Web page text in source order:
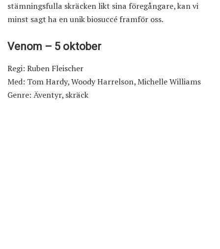
stämningsfulla skräcken likt sina föregångare, kan vi
minst sagt ha en unik biosuccé framför oss.
Venom – 5 oktober
Regi: Ruben Fleischer
Med: Tom Hardy, Woody Harrelson, Michelle Williams
Genre: Äventyr, skräck